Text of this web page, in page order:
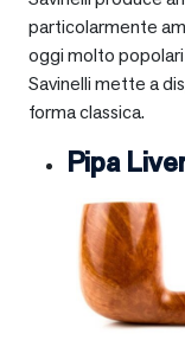
particolarmente
oggi molto
Savinelli mette a
forma classica.
Pipa